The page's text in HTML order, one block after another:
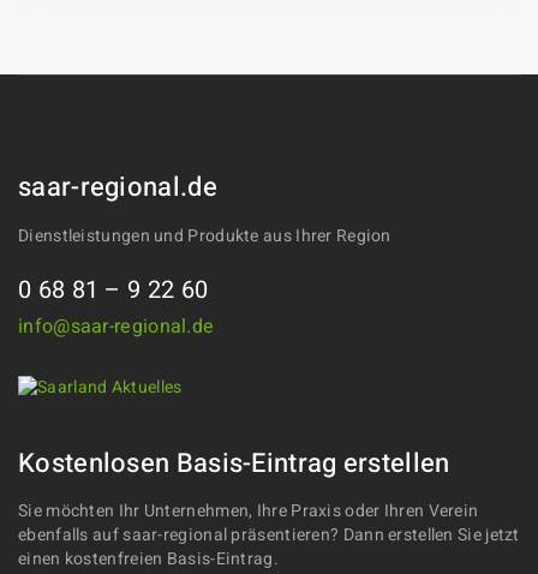
saar-regional.de
Dienstleistungen und Produkte aus Ihrer Region
0 68 81 – 9 22 60
info@saar-regional.de
Kostenlosen Basis-Eintrag erstellen
Sie möchten Ihr Unternehmen, Ihre Praxis oder Ihren Verein
ebenfalls auf saar-regional präsentieren? Dann erstellen Sie jetzt
einen kostenfreien Basis-Eintrag.